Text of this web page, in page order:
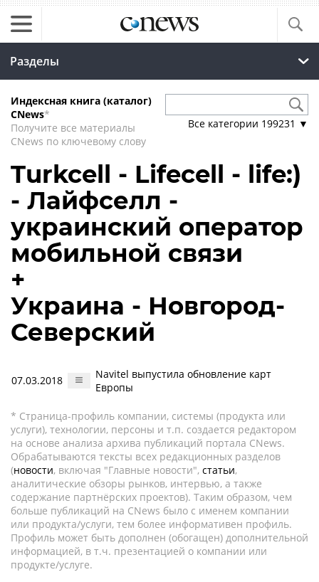
Разделы
Индексная книга (каталог)
CNews*
Получите все материалы
CNews по ключевому слову
Все категории 199231 ▼
Turkcell - Lifecell - life:)
- Лайфселл -
украинский оператор
мобильной связи
+
Украина - Новгород-
Северский
07.03.2018
Navitel выпустила обновление карт
Европы
* Страница-профиль компании, системы (продукта или
услуги), технологии, персоны и т.п. создается редактором
на основе анализа архива публикаций портала CNews.
Обрабатываются тексты всех редакционных разделов
(новости, включая "Главные новости", статьи,
аналитические обзоры рынков, интервью, а также
содержание партнёрских проектов). Таким образом, чем
больше публикаций на CNews было с именем компании
или продукта/услуги, тем более информативен профиль.
Профиль может быть дополнен (обогащен) дополнительной
информацией, в т.ч. презентацией о компании или
продукте/услуге.